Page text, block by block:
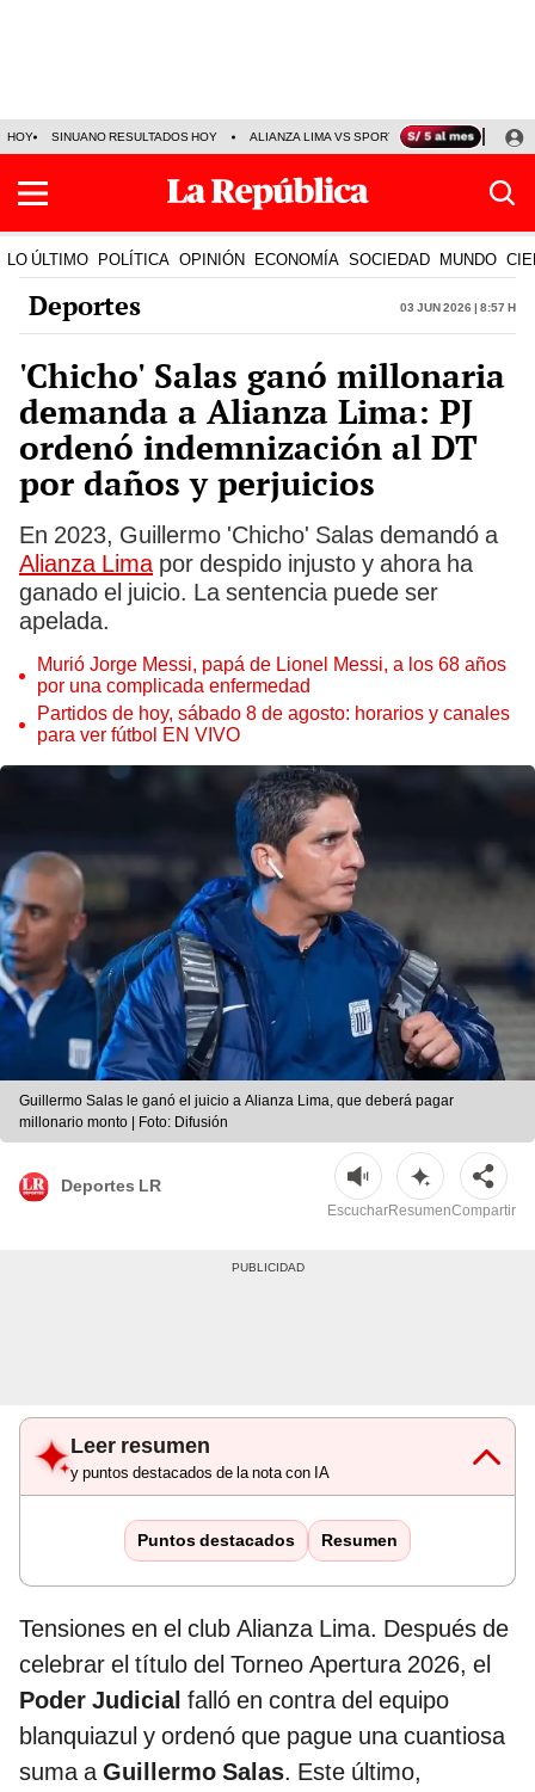
HOY SINUANO RESULTADOS HOY ALIANZA LIMA VS SPORT BOYS JORGE
LO ÚLTIMO POLÍTICA OPINIÓN ECONOMÍA SOCIEDAD MUNDO
Deportes 03 Jun 2026 | 8:57 h
'Chicho' Salas ganó millonaria
demanda a Alianza Lima: PJ
ordenó indemnización al DT
por daños y perjuicios
En 2023, Guillermo 'Chicho' Salas demandó a
Alianza Limapor despido injusto y ahora ha
ganado el juicio. La sentencia puede ser
apelada.
Murió Jorge Messi, papá de Lionel Messi, a los 68 años
por una complicada enfermedad
Partidos de hoy, sábado 8 de agosto: horarios y canales
para ver fútbol EN VIVO
Guillermo Salas le ganó el juicio a Alianza Lima, que deberá pagar
millonario monto | Foto: Difusión
Deportes LR
EscucharResumenCompartir
Leer resumen
y puntos destacados de la nota con IA
Puntos destacados Resumen
Tensiones en el club Alianza Lima. Después de
celebrar el título del Torneo Apertura 2026, el
Poder Judicial falló en contra del equipo
blanquiazul y ordenó que pague una cuantiosa
suma aGuillermo Salas. Este último,